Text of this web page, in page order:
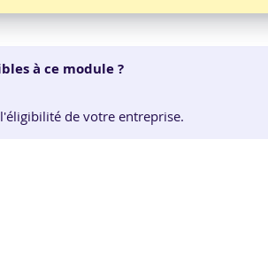
à ce module ?
de votre entreprise.